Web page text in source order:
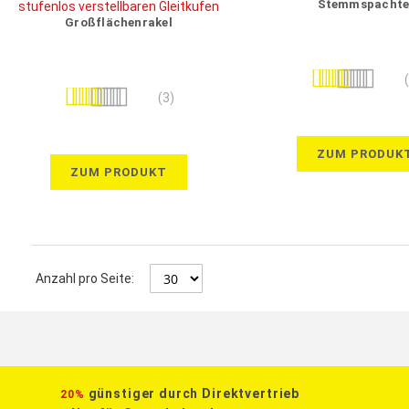
Großflächenrakel
Bewertung: (3)
ZUM PRODUKT
Stemmspachtel
Bewertung:
ZUM
Anzahl pro Seite:
20% günstiger durch Direktvertrieb